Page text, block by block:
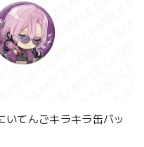
いてんごキラキラ缶バッ